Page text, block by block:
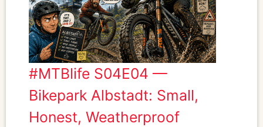
#MTBlife S04E04 —
Bikepark Albstadt: Small,
Honest, Weatherproof